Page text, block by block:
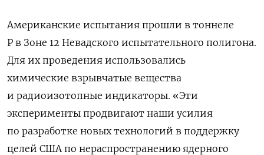
Американские испытания прошли в тоннеле
Р в Зоне 12 Невадского испытательного полигона.
Для их проведения использовались
химические взрывчатые вещества
и радиоизотопные индикаторы. «Эти
эксперименты продвигают наши усилия
по разработке новых технологий в поддержку
целей США по нераспространению ядерного